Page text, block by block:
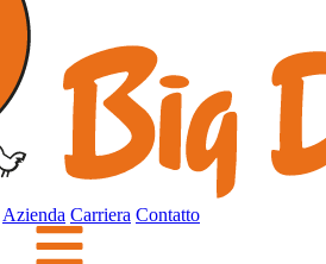
Azienda Carriera Contatto